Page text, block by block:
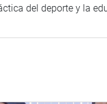
del deporte y la